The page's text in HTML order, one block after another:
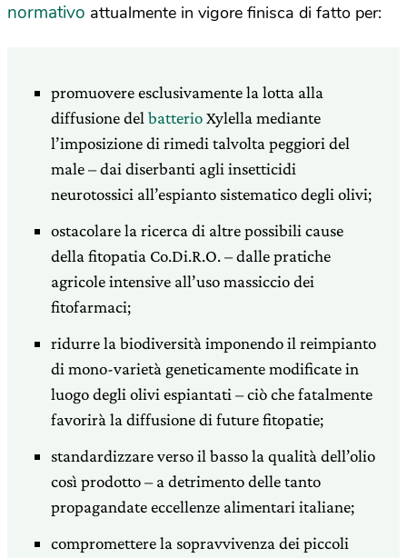
normativo attualmente in vigore finisca di fatto per:
promuovere esclusivamente la lotta alla
diffusione del batterioXylella mediante
l’imposizione di rimedi talvolta peggiori del
male – dai diserbanti agli insetticidi
neurotossici all’espianto sistematico degli olivi;
ostacolare la ricerca di altre possibili cause
della fitopatia Co.Di.R.O. – dalle pratiche
agricole intensive all’uso massiccio dei
fitofarmaci;
ridurre la biodiversità imponendo il reimpianto
di mono-varietà geneticamente modificate in
luogo degli olivi espiantati – ciò che fatalmente
favorirà la diffusione di future fitopatie;
standardizzare verso il basso la qualità dell’olio
così prodotto – a detrimento delle tanto
propagandate eccellenze alimentari italiane;
compromettere la sopravvivenza dei piccoli